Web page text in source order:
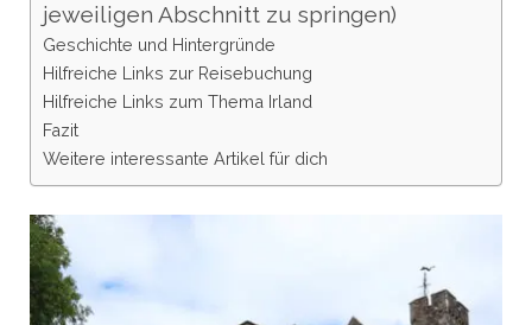
jeweiligen Abschnitt zu springen)
Geschichte und Hintergründe
Hilfreiche Links zur Reisebuchung
Hilfreiche Links zum Thema Irland
Fazit
Weitere interessante Artikel für dich